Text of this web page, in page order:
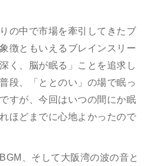
の中で市場を牽引してきたブ
徴ともいえるブレインスリー
く、脳が眠る」ことを追求し
段、「ととのい」の場で眠っ
すが、今回はいつの間にか眠
ほどまでに心地よかったので
、そして大阪湾の波の音と